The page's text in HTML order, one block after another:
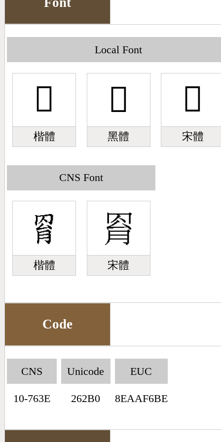
Local Font
𦊰
楷體
𦊰
黑體
𦊰
宋體
CNS Font
楷體 宋體
Code
CNS
10-763E
Unicode
262B0
EUC
8EAAF6BE